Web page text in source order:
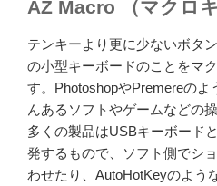
ことも多く、後編...
AZ Macro （マクロ
テンキーより更に少ないボタ
の小型キーボードのことをマ
す。PhotoshopやPremereのよ
んあるソフトやゲームなどの
多くの製品はUSBキーボード
発するもので、ソフト側でシ
わせたり、AutoHotKeyのよう